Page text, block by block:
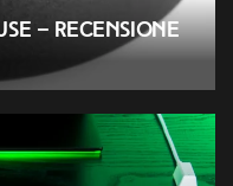
– Recensione